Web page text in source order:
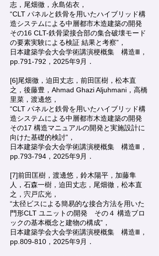
志，尾畑徹，永島佑衣，
“CLT パネルと鉄骨を用いたハイブリッド構
造システムによる中層都市木造建築の開発
その16 CLT-鉄骨梁接合部の集合破壊モード
の要素実験による検証 結果と考察”，
日本建築学会大会学術講演梗概集 構造Ⅲ，
pp.791-792，2025年9月．
[6]尾畑徹，迫田丈志，前田匡樹，松本直
之，後藤豊，Ahmad Ghazi Aljuhmani，高橋
里菜，渡邊悠，
“CLT パネルと鉄骨を用いたハイブリッド構
造システムによる中層都市木造建築の開発
その17 構造マニュアルの開発と実施設計に
向けた基礎的検討”，
日本建築学会大会学術講演梗概集 構造Ⅲ，
pp.793-794，2025年9月．
[7]前田匡樹，渡邊悠，鈴木陽平，加藤隼
人，石森一樹，迫田丈志，尾畑徹，松本直
之，宍戸広光，
“太径ビスによる簡易的な接合方法を用いた
門形CLT ユニットの開発 その４ 構造ブロ
ックの基本概念と建物の構成”，
日本建築学会大会学術講演梗概集 構造Ⅲ，
pp.809-810，2025年9月．